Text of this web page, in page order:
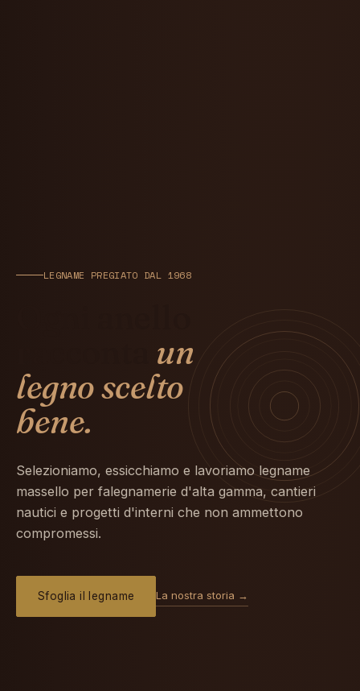
LEGNAME PREGIATO DAL 1968
un
legno scelto
bene.
Selezioniamo, essicchiamo e lavoriamo legname
massello per falegnamerie d'alta gamma, cantieri
nautici e progetti d'interni che non ammettono
compromessi.
Sfoglia il legname La nostra storia →